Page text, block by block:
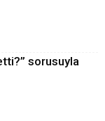
sorusuyla